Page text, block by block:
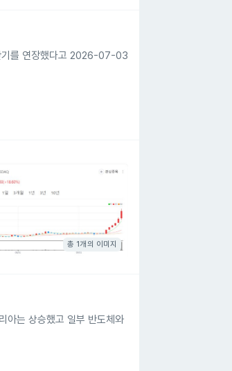
기를 연장했다고 2026-07-03
총 1개의 이미지
아는 상승했고 일부 반도체와